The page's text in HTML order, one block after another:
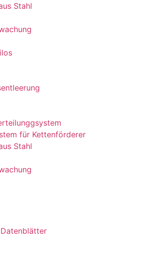
Stahl
für Kettenförderer
Stahl